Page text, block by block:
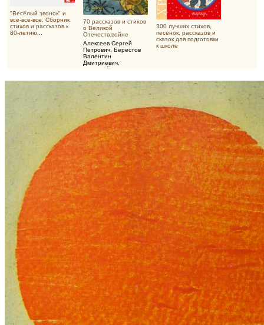
"Весёлый звонок" и
все-все-все. Сборник
стихов и рассказов к
80-летию...
70 рассказов и стихов
о Великой
Отечеств.войне
Алексеев Сергей
Петрович Берестов
Валентин
Дмитриевич
Воскобойников
300 лучших стихов,
песенок, рассказов и
сказок для подготовки
к школе